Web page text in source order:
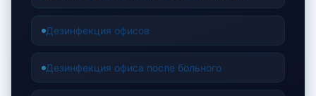
Дезинфекция офисов
Дезинфекция офиса после больного